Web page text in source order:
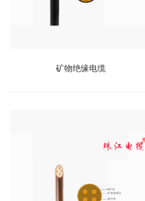
矿物绝缘电缆